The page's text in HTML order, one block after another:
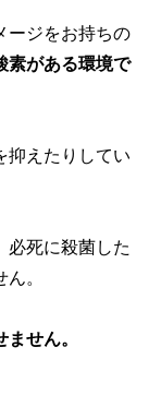
ージをお持ちの
素がある環境で
抑えたりしてい
必死に殺菌した
。
せん。